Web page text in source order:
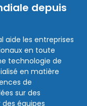
depuis
aide les entreprises
en toute
technologie de
en matière
de
sur des
équipes